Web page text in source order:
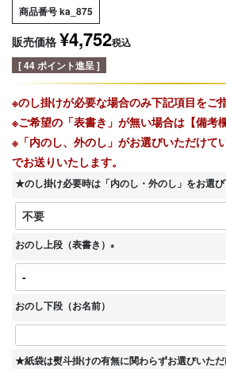
商品番号ka_875
販売価格 ¥4,752税込
[44ポイント進呈 ]
※のし掛けが必要な場合のみ下記項目をご
※ご希望の「表書き」が無い場合は【備考
※「内のし、外のし」がお選びいただけて
でお送りいたします。
★のし掛け必要時は「内のし・外のし」をお選
おのし上段（表書き）
(
おのし下段（お名前）
★紙袋は熨斗掛けの有無に関わらずお選びいた